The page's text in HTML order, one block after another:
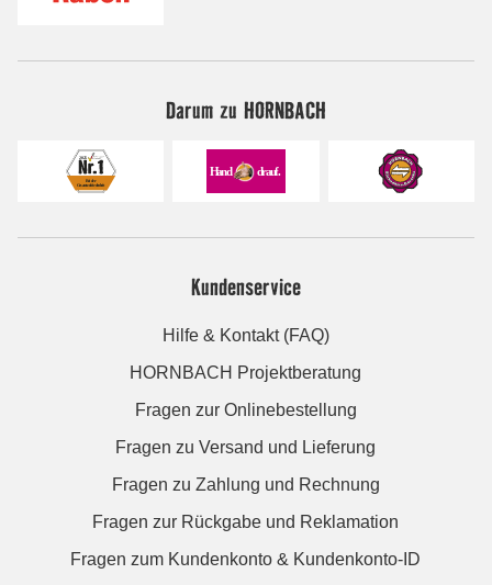
Darum zu HORNBACH
Kundenservice
Hilfe & Kontakt (FAQ)
HORNBACH Projektberatung
Fragen zur Onlinebestellung
Fragen zu Versand und Lieferung
Fragen zu Zahlung und Rechnung
Fragen zur Rückgabe und Reklamation
Fragen zum Kundenkonto & Kundenkonto-ID